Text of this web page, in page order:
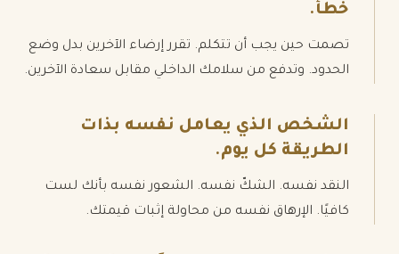
خطأ.
تصمت حين يجب أن تتكلم. تقرر إرضاء الآخرين بدل وضع
الحدود. وتدفع من سلامك الداخلي مقابل سعادة الآخرين.
الشخص الذي يعامل نفسه بذات
الطريقة كل يوم.
النقد نفسه. الشكّ نفسه. الشعور نفسه بأنك لست
كافيًا. الإرهاق نفسه من محاولة إثبات قيمتك.